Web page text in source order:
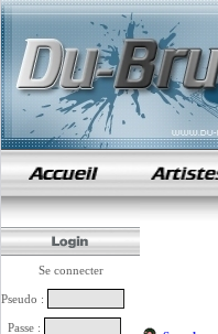
samples de rap
Se connecter
Pseudo :
Passe :